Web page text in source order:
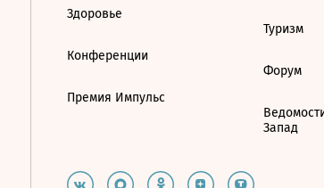
Здоровье
Конференции
Премия Импульс
Туризм
Форум
Запад